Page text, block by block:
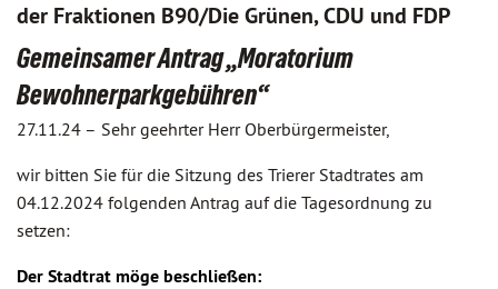
der Fraktionen B90/Die Grünen, CDU und FDP
Gemeinsamer Antrag „Moratorium
Bewohnerparkgebühren“
27.11.24 – Sehr geehrter Herr Oberbürgermeister,
wir bitten Sie für die Sitzung des Trierer Stadtrates am
04.12.2024 folgenden Antrag auf die Tagesordnung zu
setzen:
Der Stadtrat möge beschließen: